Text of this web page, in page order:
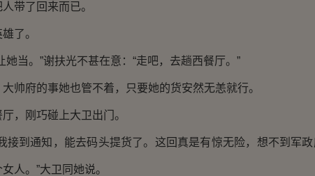
带了回来而已。
了。
她当。”谢扶光不甚在意：“走吧，去趟西餐厅。”
帅府的事她也管不着，只要她的货安然无恙就行。
，刚巧碰上大卫出门。
接到通知，能去码头提货了。这回真是有惊无险，想不到军
人。”大卫同她说。